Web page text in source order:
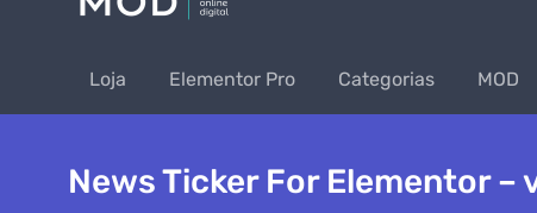
Loja Elementor Pro Categorias MOD
News Ticker For Elementor –